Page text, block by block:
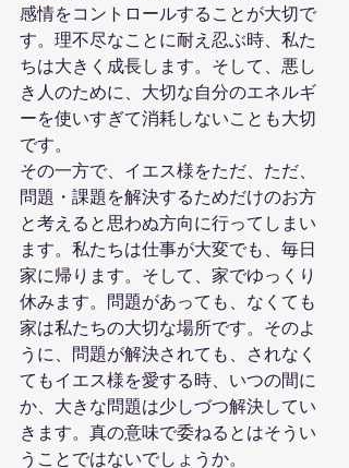
感情をコントロールすることが大切で
す。理不尽なことに耐え忍ぶ時、私た
ちは大きく成長します。そして、悪し
き人のために、大切な自分のエネルギ
ーを使いすぎて消耗しないことも大切
です。
その一方で、イエス様をただ、ただ、
問題・課題を解決するためだけのお方
と考えると思わぬ方向に行ってしまい
ます。私たちは仕事が大変でも、毎日
家に帰ります。そして、家でゆっくり
休みます。問題があっても、なくても
家は私たちの大切な場所です。そのよ
うに、問題が解決されても、されなく
てもイエス様を愛する時、いつの間に
か、大きな問題は少しづつ解決してい
きます。真の意味で委ねるとはそうい
うことではないでしょうか。